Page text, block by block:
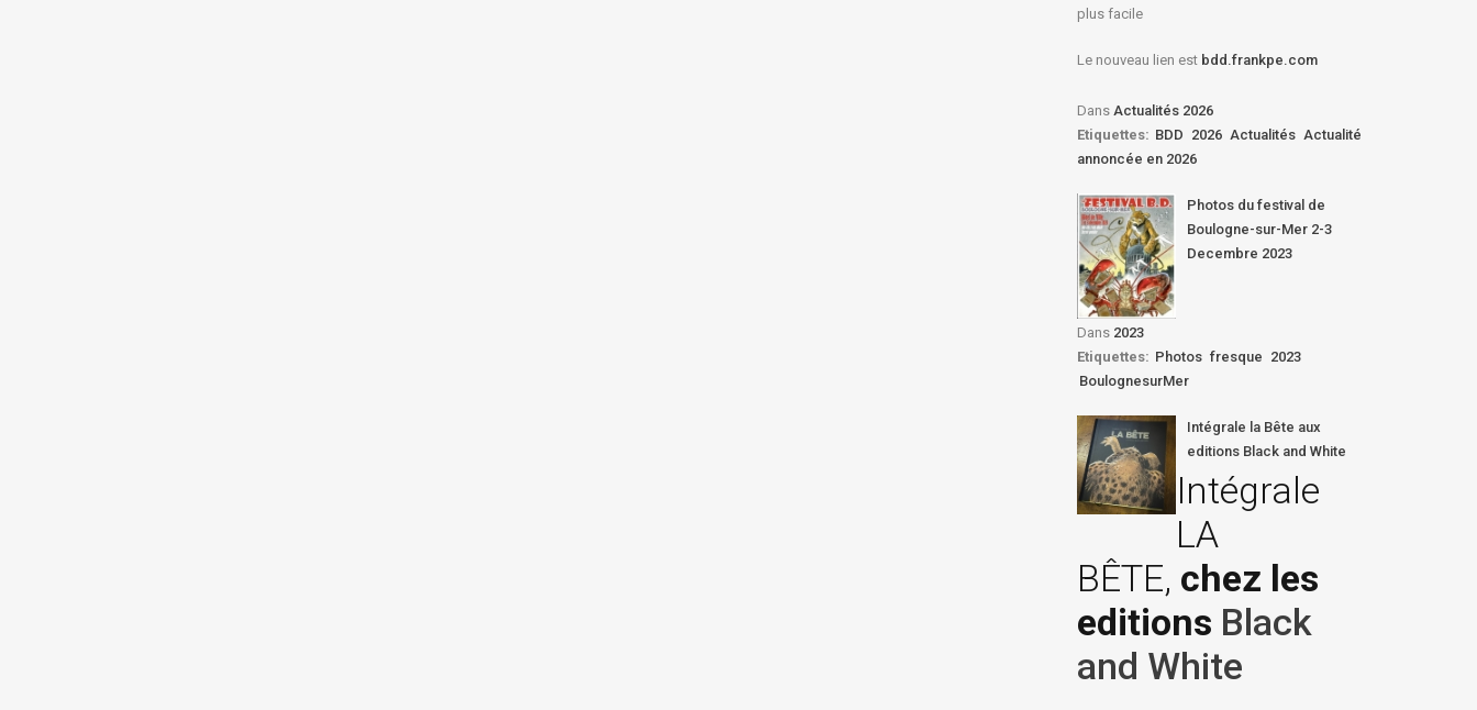
plus facile
Le nouveau lien est bdd.frankpe.com
Dans Actualités 2026
Etiquettes: BDD 2026 Actualités Actualité
annoncée en 2026
Photos du festival de
Boulogne-sur-Mer 2-3
Decembre 2023
Dans 2023
Etiquettes: Photos fresque 2023
BoulognesurMer
Intégrale la Bête aux
editions Black and White
Intégrale
LA
BÊTE, chez les
editions Black
and White